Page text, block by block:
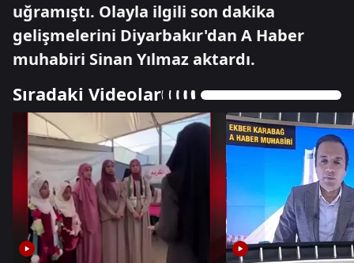
uğramıştı. Olayla ilgili son dakika
gelişmelerini Diyarbakır'dan A Haber
muhabiri Sinan Yılmaz aktardı.
Sıradaki Videolar